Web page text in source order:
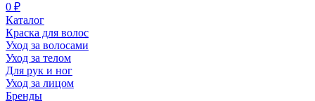
0 ₽
Каталог
Краска для волос
Уход за волосами
Уход за телом
Для рук и ног
Уход за лицом
Бренды